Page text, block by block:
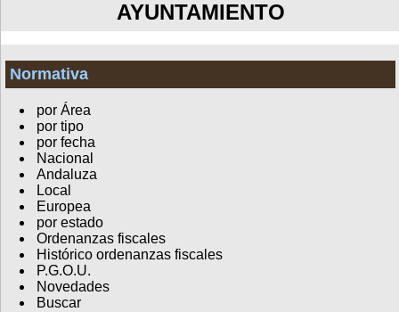
AYUNTAMIENTO
Normativa
por Área
por tipo
por fecha
Nacional
Andaluza
Local
Europea
por estado
Ordenanzas fiscales
Histórico ordenanzas fiscales
P.G.O.U.
Novedades
Buscar